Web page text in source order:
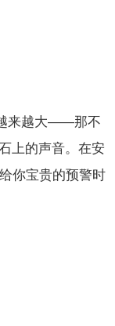
来越大——那不
上的声音。在安
你宝贵的预警时